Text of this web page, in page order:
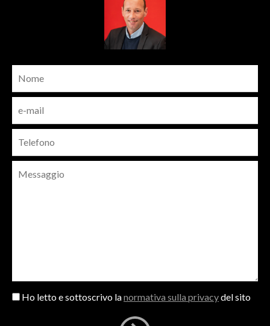
Ho letto e sottoscrivo lanormativa sulla privacydel sito